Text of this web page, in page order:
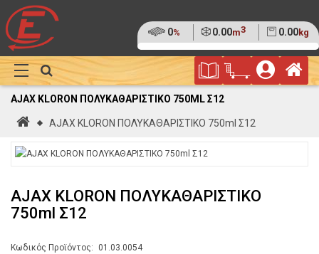
Ποσοστό
της
παλέτας
0% Όγκος
0.00m3 Βάρος
0.00kg
(0%)
Φυλλάδιο
Προσφορών
Show
Megamenu
AJAX KLORON ΠΟΛΥΚΑΘΑΡΙΣΤΙΚΟ 750ML Σ12
ΑρχικήAJAX KLORON ΠΟΛΥΚΑΘΑΡΙΣΤΙΚΟ 750ml Σ12
AJAX KLORON ΠΟΛΥΚΑΘΑΡΙΣΤΙΚΟ
750ml Σ12
Κωδικός Προϊόντος:
01.03.0054